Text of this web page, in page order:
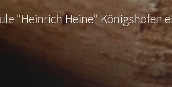
"Heinrich Heine" Königshofen